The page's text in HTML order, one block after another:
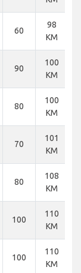
60
98
KM
90
100
KM
80
100
KM
70
101
KM
80
108
KM
100
110
KM
100
110
KM